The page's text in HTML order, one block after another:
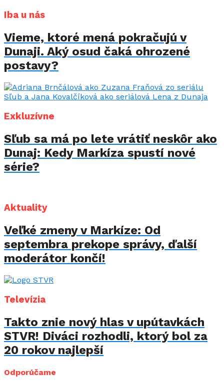
Iba u nás
Vieme, ktoré mená pokračujú v
Dunaji. Aký osud čaká ohrozené
postavy?
Exkluzívne
Sľub sa má po lete vrátiť neskôr ako
Dunaj: Kedy Markíza spustí nové
série?
Aktuality
Veľké zmeny v Markíze: Od
septembra prekope správy, ďalší
moderátor končí!
Televízia
Takto znie nový hlas v upútavkách
STVR! Diváci rozhodli, ktorý bol za
20 rokov najlepší
Odporúčame